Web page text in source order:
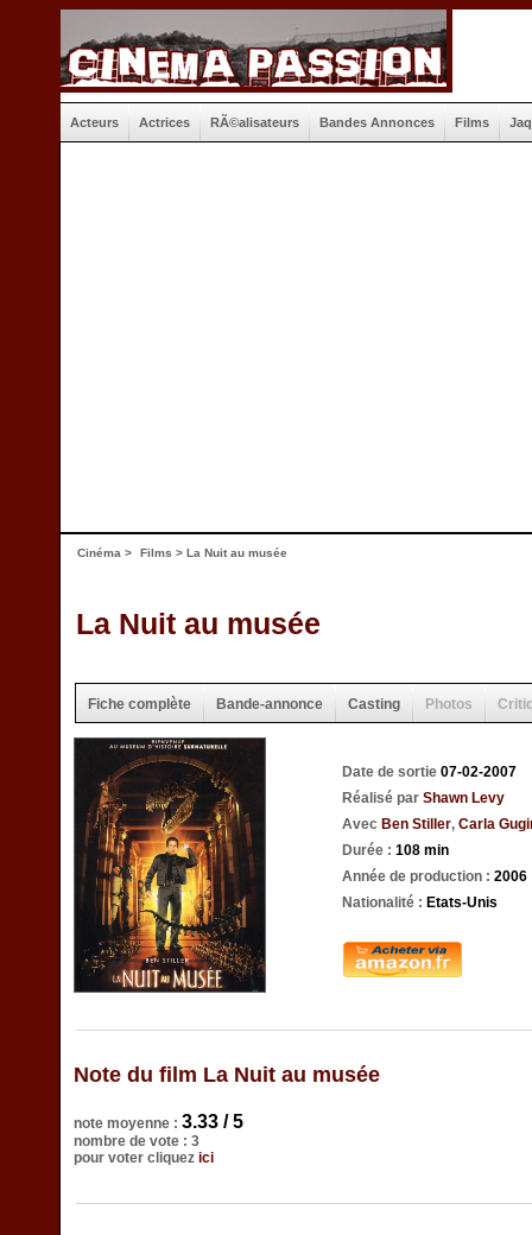
Acteurs Actrices RÃ©alisateurs Bandes Annonces Films
Cinéma > Films > La Nuit au musée
La Nuit au musée
Fiche complète Bande-annonce Casting Photos
Date de sortie 07-02-2007
Réalisé par Shawn Levy
Avec Ben Stiller, Carla
Durée : 108 min
Année de production : 2006
Nationalité : Etats-Unis
Note du film La Nuit au musée
note moyenne : 3.33 / 5
nombre de vote : 3
pour voter cliquez ici